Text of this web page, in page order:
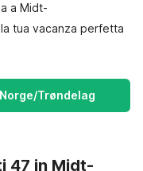
a Midt-
tua vacanza perfetta
Trøndelag
47 in Midt-